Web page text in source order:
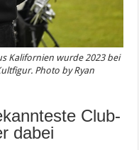
Kalifornien wurde 2023 bei
Photo by Ryan
Club-
dabei